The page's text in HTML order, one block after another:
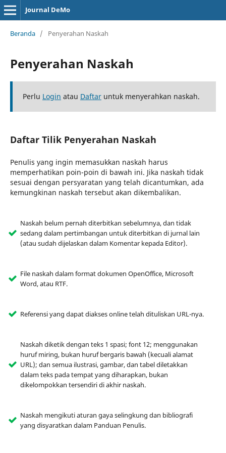
Journal DeMo
Beranda / Penyerahan Naskah
Penyerahan Naskah
Perlu Login atau Daftaruntuk menyerahkan naskah.
Daftar Tilik Penyerahan Naskah
Penulis yang ingin memasukkan naskah harus
memperhatikan poin-poin di bawah ini. Jika naskah tidak
sesuai dengan persyaratan yang telah dicantumkan, ada
kemungkinan naskah tersebut akan dikembalikan.
Naskah belum pernah diterbitkan sebelumnya, dan tidak
sedang dalam pertimbangan untuk diterbitkan di jurnal lain
(atau sudah dijelaskan dalam Komentar kepada Editor).
File naskah dalam format dokumen OpenOffice, Microsoft
Word, atau RTF.
Referensi yang dapat diakses online telah dituliskan URL-nya.
Naskah diketik dengan teks 1 spasi; font 12; menggunakan
huruf miring, bukan huruf bergaris bawah (kecuali alamat
URL); dan semua ilustrasi, gambar, dan tabel diletakkan
dalam teks pada tempat yang diharapkan, bukan
dikelompokkan tersendiri di akhir naskah.
Naskah mengikuti aturan gaya selingkung dan bibliografi
yang disyaratkan dalam Panduan Penulis.